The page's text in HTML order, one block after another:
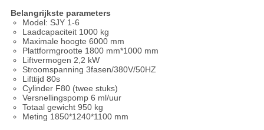
Belangrijkste parameters
Model: SJY 1-6
Laadcapaciteit 1000 kg
Maximale hoogte 6000 mm
Plattformgrootte 1800 mm*1000 mm
Liftvermogen 2,2 kW
Stroomspanning 3fasen/380V/50HZ
Lifttijd 80s
Cylinder F80 (twee stuks)
Versnellingspomp 6 ml/uur
Totaal gewicht 950 kg
Meting 1850*1240*1100 mm